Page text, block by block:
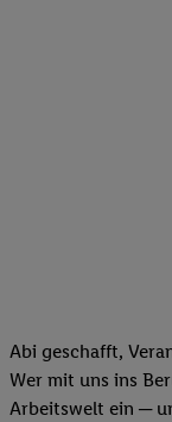
Abi geschafft,
Wer mit uns ins
Arbeitswelt ein ─